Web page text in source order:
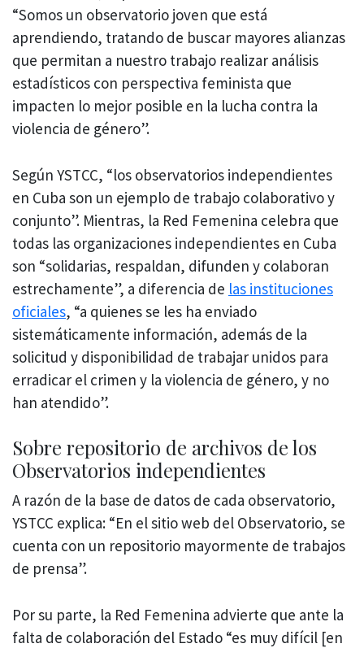
“Somos un observatorio joven que está
aprendiendo, tratando de buscar mayores alianzas
que permitan a nuestro trabajo realizar análisis
estadísticos con perspectiva feminista que
impacten lo mejor posible en la lucha contra la
violencia de género”.
Según YSTCC, “los observatorios independientes
en Cuba son un ejemplo de trabajo colaborativo y
conjunto”. Mientras, la Red Femenina celebra que
todas las organizaciones independientes en Cuba
son “solidarias, respaldan, difunden y colaboran
estrechamente”, a diferencia de las instituciones
oficiales, “a quienes se les ha enviado
sistemáticamente información, además de la
solicitud y disponibilidad de trabajar unidos para
erradicar el crimen y la violencia de género, y no
han atendido”.
Sobre repositorio de archivos de los
Observatorios independientes
A razón de la base de datos de cada observatorio,
YSTCC explica: “En el sitio web del Observatorio, se
cuenta con un repositorio mayormente de trabajos
de prensa”.
Por su parte, la Red Femenina advierte que ante la
falta de colaboración del Estado “es muy difícil [en